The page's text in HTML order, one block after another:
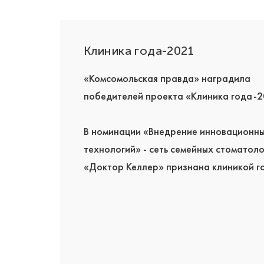
Диплом «Лучшаясемейная
Вновь мы получили высокую оценку
стали лучшей семейной
клиникой по итогам 2019 года!